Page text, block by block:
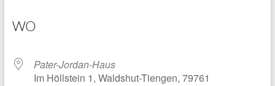
WO
Pater-Jordan-Haus
Im Höllstein 1, Waldshut-Tiengen, 79761